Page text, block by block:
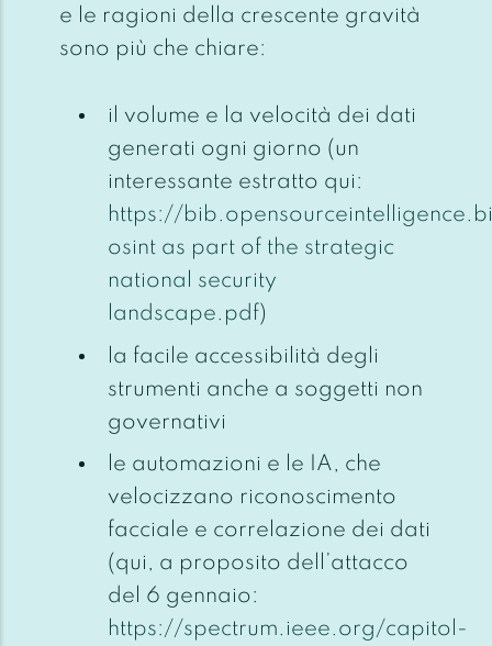
e le ragioni della crescente gravità
sono più che chiare:
il volume e la velocità dei dati
generati ogni giorno (un
interessante estratto qui:
https://
osint as part of the strategic
national security
landscape.pdf)
la facile accessibilità degli
strumenti anche a soggetti non
governativi
le automazioni e le IA, che
velocizzano riconoscimento
facciale e correlazione dei dati
(qui, a proposito dell’attacco
del 6 gennaio:
https://spectrum.ieee.org/capitol-